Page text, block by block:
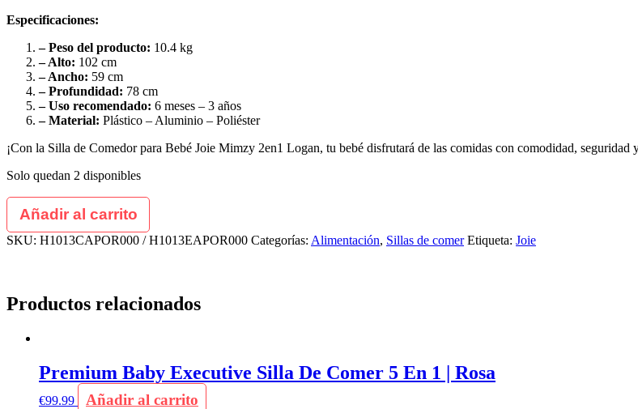
Especificaciones:
– Peso del producto: 10.4 kg
– Alto: 102 cm
– Ancho: 59 cm
– Profundidad: 78 cm
– Uso recomendado: 6 meses – 3 años
– Material: Plástico – Aluminio – Poliéster
¡Con la Silla de Comedor para Bebé Joie Mimzy 2en1 Logan, tu bebé disfrutará de las comidas con comodidad, seguridad
Solo quedan 2 disponibles
Añadir al carrito
SKU: H1013CAPOR000 / H1013EAPOR000 Categorías: Alimentación, Sillas de comer Etiqueta: Joie
Productos relacionados
Premium Baby Executive Silla De Comer 5 En 1 | Rosa
€99.99 Añadir al carrito